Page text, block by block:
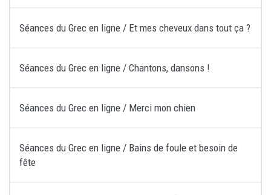
Séances du Grec en ligne / Et mes cheveux dans tout ça ?
Séances du Grec en ligne / Chantons, dansons !
Séances du Grec en ligne / Merci mon chien
Séances du Grec en ligne / Bains de foule et besoin de
fête